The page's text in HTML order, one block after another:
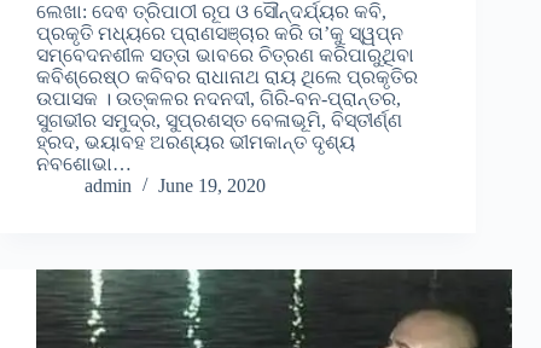
ଲେଖା: ଦେଵ ତ୍ରିପାଠୀ ରୂପ ଓ ସୌନ୍ଦର୍ଯ୍ୟର କବି,
ପ୍ରକୃତି ମଧ୍ୟରେ ପ୍ରାଣସଞ୍ଚାର କରି ତା’କୁ ସ୍ୱପ୍ନ
ସମ୍ବେଦନଶୀଳ ସତ୍ତା ଭାବରେ ଚିତ୍ରଣ କରିପାରୁଥିବା
କବିଶ୍ରେଷ୍ଠ କବିବର ରାଧାନାଥ ରାୟ ଥିଲେ ପ୍ରକୃତିର
ଉପାସକ । ଉତ୍କଳର ନଦନଦୀ, ଗିରି-ବନ-ପ୍ରାନ୍ତର,
ସୁଗଭୀର ସମୁଦ୍ର, ସୁପ୍ରଶସ୍ତ ବେଳାଭୂମି, ବିସ୍ତୀର୍ଣ୍ଣ
ହ୍ରଦ, ଭୟାବହ ଅରଣ୍ୟର ଭୀମକାନ୍ତ ଦୃଶ୍ୟ
ନବଶୋଭା…
admin
June 19, 2020